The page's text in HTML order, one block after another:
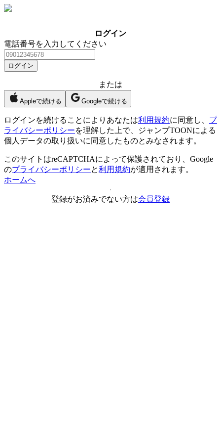
ログイン
電話番号を入力してください
ログイン
または
Appleで続ける Googleで続ける
ログインを続けることによりあなたは利用規約に同意し、 プ
ライバシーポリシーを理解した上で、ジャンプTOONによる
個人データの取り扱いに同意したものとみなされます。
このサイトはreCAPTCHAによって保護されており、Google
のプライバシーポリシーと利用規約が適用されます。
ホームへ
登録がお済みでない方は会員登録